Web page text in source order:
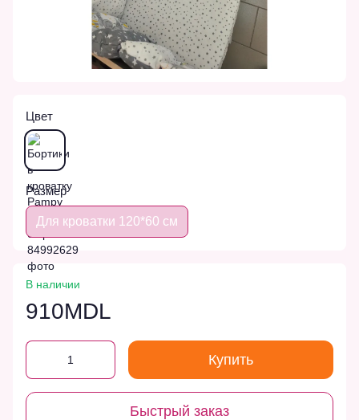
Цвет
Размер
Для кроватки 120*60 см
В наличии
910MDL
Купить
Быстрый заказ